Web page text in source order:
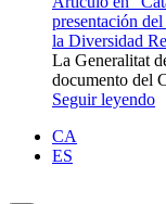
presentación
la Diversidad
La Generalitat
documento del
Seguir leyendo
CA
ES